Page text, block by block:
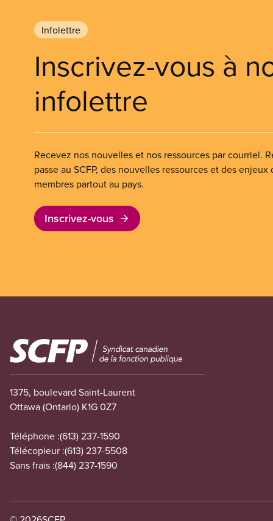
Infolettre
Inscrivez-vous à
infolettre
Recevez nos nouvelles et nos ressources par courriel.
passe au SCFP, des nouvelles ressources et des
membres partout au pays.
Inscrivez-vous
Image
1375, boulevard Saint-Laurent
Ottawa (Ontario) K1G 0Z7
Téléphone :(613) 237-1590
Télécopieur :(613) 237-5508
Sans frais :(844) 237-1590